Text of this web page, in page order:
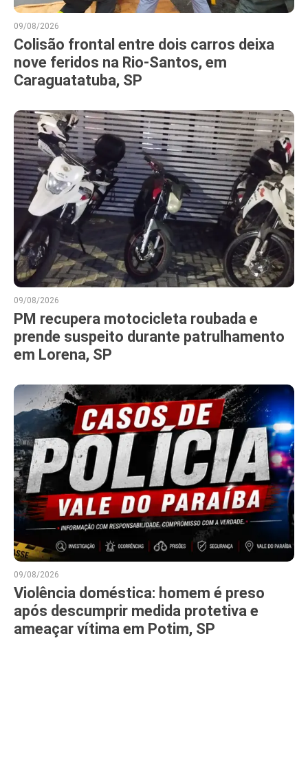
09/08/2026
Colisão frontal entre dois carros deixa
nove feridos na Rio-Santos, em
Caraguatatuba, SP
09/08/2026
PM recupera motocicleta roubada e
prende suspeito durante patrulhamento
em Lorena, SP
09/08/2026
Violência doméstica: homem é preso
após descumprir medida protetiva e
ameaçar vítima em Potim, SP